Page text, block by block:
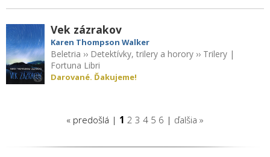
Vek zázrakov
Karen Thompson Walker
Beletria ›› Detektívky, trilery a horory ›› Trilery |
Fortuna Libri
Darované. Ďakujeme!
« predošlá | 1 2 3 4 5 6 | ďalšia »